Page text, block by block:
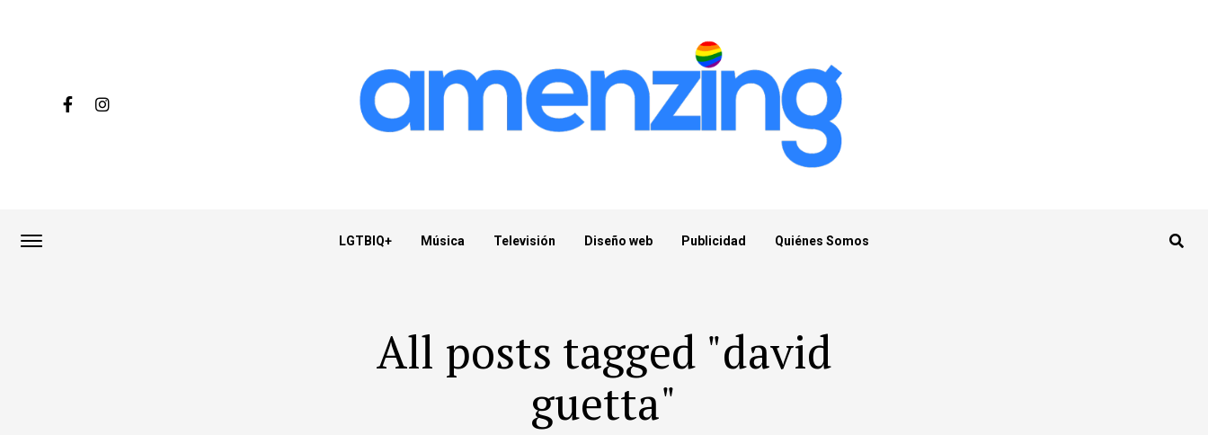
LGTBIQ+ Música Televisión Diseño web Publicidad Quiénes Somos
All posts tagged "david
guetta"